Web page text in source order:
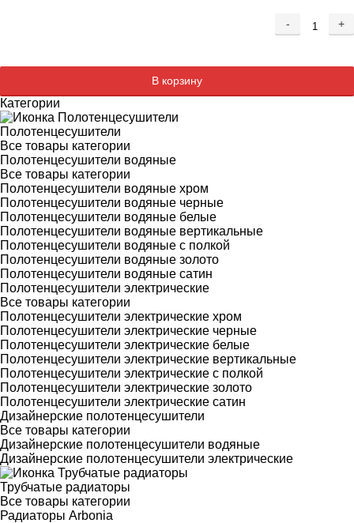
- +
В корзину
Категории
Полотенцесушители
Все товары категории
Полотенцесушители водяные
Все товары категории
Полотенцесушители водяные хром
Полотенцесушители водяные черные
Полотенцесушители водяные белые
Полотенцесушители водяные вертикальные
Полотенцесушители водяные с полкой
Полотенцесушители водяные золото
Полотенцесушители водяные сатин
Полотенцесушители электрические
Все товары категории
Полотенцесушители электрические хром
Полотенцесушители электрические черные
Полотенцесушители электрические белые
Полотенцесушители электрические вертикальные
Полотенцесушители электрические с полкой
Полотенцесушители электрические золото
Полотенцесушители электрические сатин
Дизайнерские полотенцесушители
Все товары категории
Дизайнерские полотенцесушители водяные
Дизайнерские полотенцесушители электрические
Трубчатые радиаторы
Все товары категории
Радиаторы Arbonia